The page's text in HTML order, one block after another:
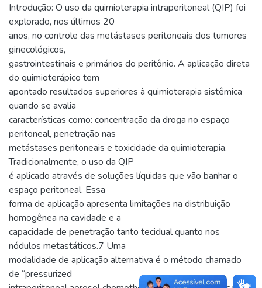
Introdução: O uso da quimioterapia intraperitoneal (QIP) foi
explorado, nos últimos 20
anos, no controle das metástases peritoneais dos tumores
ginecológicos,
gastrointestinais e primários do peritônio. A aplicação direta
do quimioterápico tem
apontado resultados superiores à quimioterapia sistêmica
quando se avalia
características como: concentração da droga no espaço
peritoneal, penetração nas
metástases peritoneais e toxicidade da quimioterapia.
Tradicionalmente, o uso da QIP
é aplicado através de soluções líquidas que vão banhar o
espaço peritoneal. Essa
forma de aplicação apresenta limitações na distribuição
homogênea na cavidade e a
capacidade de penetração tanto tecidual quanto nos
nódulos metastáticos.7 Uma
modalidade de aplicação alternativa é o método chamado
de “pressurized